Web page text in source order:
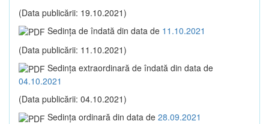
(Data publicării: 19.10.2021)
Sedinţa de îndată din data de 11.10.2021
(Data publicării: 11.10.2021)
Sedinţa extraordinară de îndată din data de
04.10.2021
(Data publicării: 04.10.2021)
Sedinţa ordinară din data de 28.09.2021